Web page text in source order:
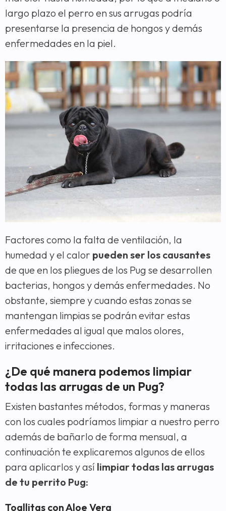
largo plazo el perro en sus arrugas podría
presentarse la presencia de hongos y demás
enfermedades en la piel.
Factores como la falta de ventilación, la
humedad y el calor pueden ser los causantes
de que en los pliegues de los Pug se desarrollen
bacterias, hongos y demás enfermedades. No
obstante, siempre y cuando estas zonas se
mantengan limpias se podrán evitar estas
enfermedades al igual que malos olores,
irritaciones e infecciones.
¿De qué manera podemos limpiar
todas las arrugas de un Pug?
Existen bastantes métodos, formas y maneras
con los cuales podríamos limpiar a nuestro perro
además de bañarlo de forma mensual, a
continuación te explicaremos algunos de ellos
para aplicarlos y así limpiar todas las arrugas
de tu perrito Pug:
Toallitas con Aloe Vera